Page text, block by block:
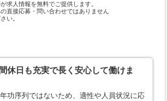
求人情報を無料でご提供します。
直接応募・問い合わせではありません
い。
休日も充実で長く安心して働けま
功序列ではないため、適性や人員状況に応